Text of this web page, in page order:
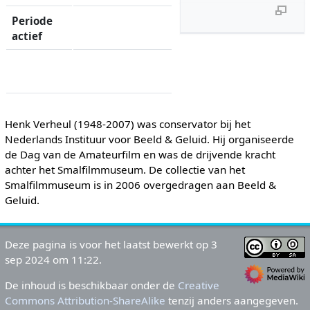
Periode
actief
Henk Verheul (1948-2007) was conservator bij het
Nederlands Instituur voor Beeld & Geluid. Hij organiseerde
de Dag van de Amateurfilm en was de drijvende kracht
achter het Smalfilmmuseum. De collectie van het
Smalfilmmuseum is in 2006 overgedragen aan Beeld &
Geluid.
Deze pagina is voor het laatst bewerkt op 3
sep 2024 om 11:22.
De inhoud is beschikbaar onder de Creative
Commons Attribution-ShareAlike tenzij anders aangegeven.